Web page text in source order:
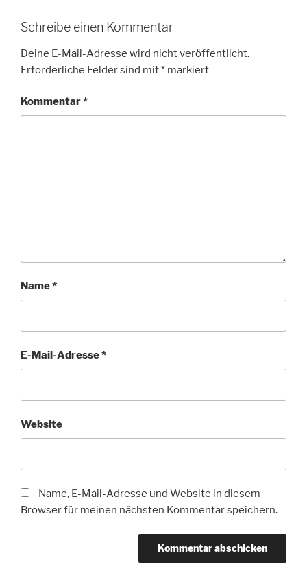
Schreibe einen Kommentar
Deine E-Mail-Adresse wird nicht veröffentlicht.
Erforderliche Felder sind mit* markiert
Kommentar*
Name*
E-Mail-Adresse*
Website
Name, E-Mail-Adresse und Website in diesem
Browser für meinen nächsten Kommentar speichern.